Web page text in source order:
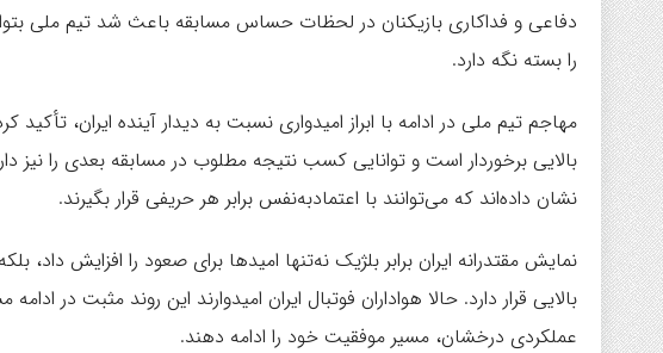
دفاعی و فداکاری بازیکنان در لحظات حساس مسابقه باعث شد تیم ملی
را بسته نگه دارد.
مهاجم تیم ملی در ادامه با ابراز امیدواری نسبت به دیدار آینده ایران،
بالایی برخوردار است و توانایی کسب نتیجه مطلوب در مسابقه بعدی را نیز
نشان داده‌اند که می‌توانند با اعتمادبه‌نفس برابر هر حریفی قرار بگیرند.
نمایش مقتدرانه ایران برابر بلژیک نه‌تنها امیدها برای صعود را افزایش
بالایی قرار دارد. حالا هواداران فوتبال ایران امیدوارند این روند مثبت در
عملکردی درخشان، مسیر موفقیت خود را ادامه دهند.